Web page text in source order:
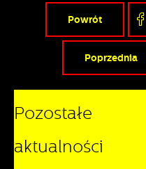
Powrót
Poprzednia
Pozostałe
aktualności